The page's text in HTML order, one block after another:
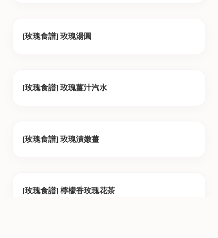
[玫瑰食譜] 玫瑰湯圓
[玫瑰食譜] 玫瑰薑汁汽水
[玫瑰食譜] 玫瑰漬嫩薑
[玫瑰食譜] 檸檬香玫瑰花茶